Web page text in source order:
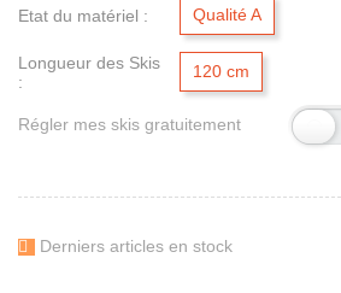
Etat du matériel : Qualité A
Longueur des Skis
:
120 cm
Régler mes skis gratuitement
 Derniers articles en stock